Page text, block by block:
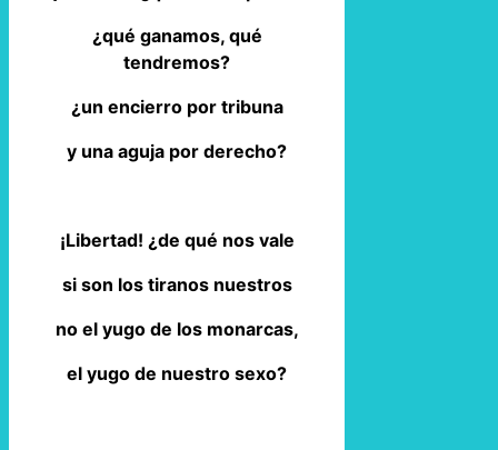
¿qué ganamos, qué
tendremos?
¿un encierro por tribuna
y una aguja por derecho?
¡Libertad! ¿de qué nos vale
si son los tiranos nuestros
no el yugo de los monarcas,
el yugo de nuestro sexo?